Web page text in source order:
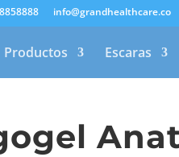
info@grandhealthcare.co
Productos Escaras